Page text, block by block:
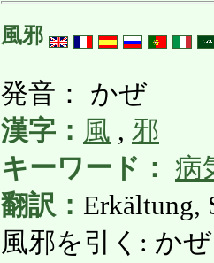
風邪
発音： かぜ
漢字： 風 , 邪
キーワード： 病
翻訳： Erkältung,
風邪を引く: か